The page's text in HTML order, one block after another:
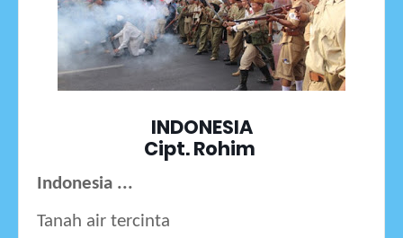
INDONESIA
Cipt. Rohim
Indonesia ...
Tanah air tercinta